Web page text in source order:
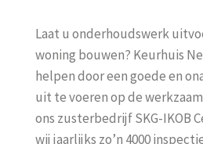
Laat u onderhoudswerk
woning bouwen? Keurhuis
helpen door een goede en
uit te voeren op de
ons zusterbedrijf SKG-IKOB
wij jaarlijks zo’n 4000